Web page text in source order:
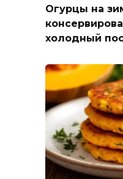
Огурцы на
холодный